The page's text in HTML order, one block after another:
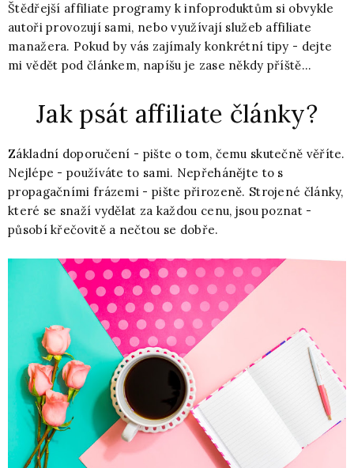
Štědřejší affiliate programy k infoproduktům si obvykle
autoři provozují sami, nebo využívají služeb affiliate
manažera. Pokud by vás zajímaly konkrétní tipy - dejte
mi vědět pod článkem, napíšu je zase někdy příště...
Jak psát affiliate články?
Základní doporučení - pište o tom, čemu skutečně věříte.
Nejlépe - používáte to sami. Nepřehánějte to s
propagačními frázemi - pište přirozeně. Strojené články,
které se snaží vydělat za každou cenu, jsou poznat -
působí křečovitě a nečtou se dobře.